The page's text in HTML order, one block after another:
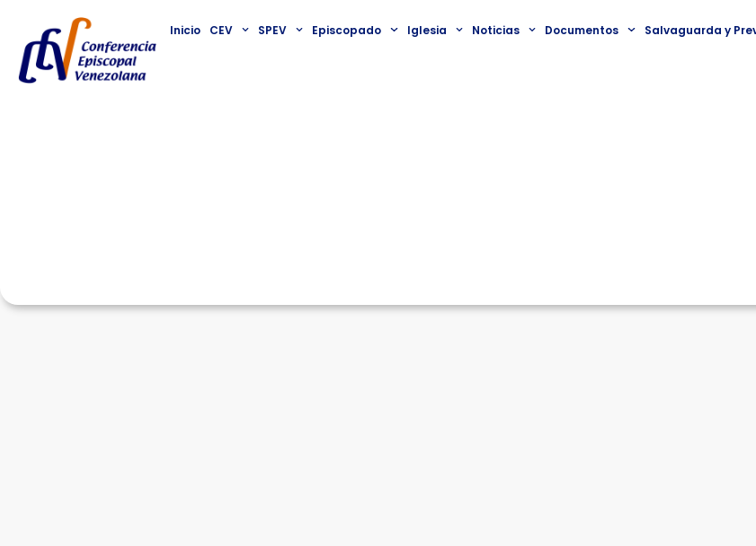
Inicio CEV SPEV Episcopado Iglesia Noticias Documentos Salvaguarda y